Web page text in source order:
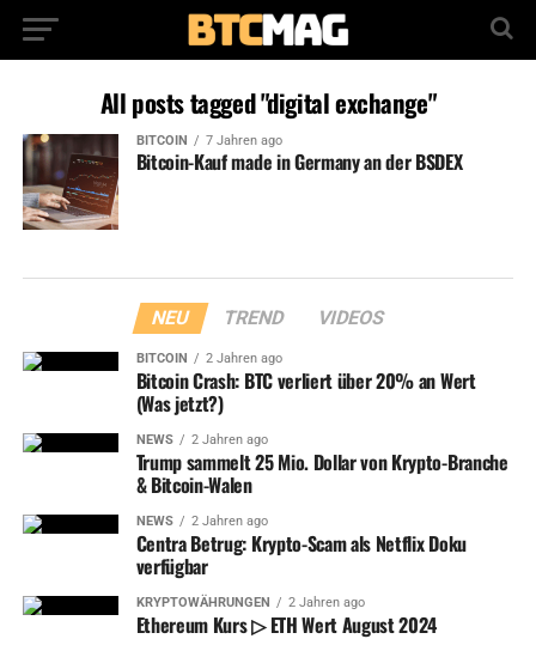
All posts tagged "digital exchange"
BITCOIN 7 Jahren ago
Bitcoin-Kauf made in Germany an der BSDEX
NEU TREND VIDEOS
BITCOIN 2 Jahren ago
Bitcoin Crash: BTC verliert über 20% an Wert
(Was jetzt?)
NEWS 2 Jahren ago
Trump sammelt 25 Mio. Dollar von Krypto-Branche
& Bitcoin-Walen
NEWS 2 Jahren ago
Centra Betrug: Krypto-Scam als Netflix Doku
verfügbar
KRYPTOWÄHRUNGEN 2 Jahren ago
Ethereum Kurs ▷ ETH Wert August 2024